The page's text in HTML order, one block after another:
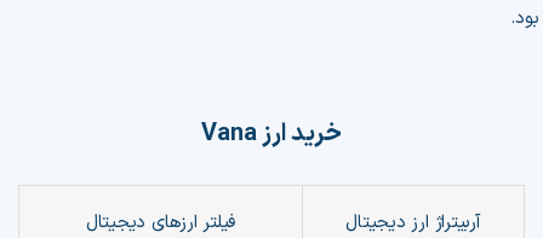
بود.
خرید ارزVana
آربیتراژ ارز دیجیتال فیلتر ارزهای دیجیتال